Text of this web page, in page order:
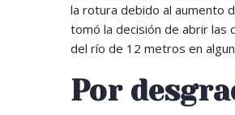
la rotura debido al aumento
tomó la decisión de abrir las
del río de 12 metros en
Por